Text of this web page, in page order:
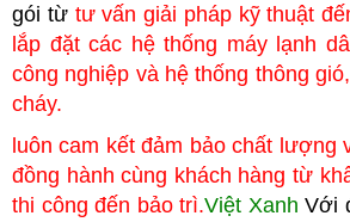
gói từ tư vấn giải pháp kỹ thuật
lắp đặt các hệ thống máy lạnh
công nghiệp và hệ thống thông
cháy.
luôn cam kết đảm bảo chất lượng
đồng hành cùng khách hàng từ
thi công đến bảo trì.Việt Xanh Với